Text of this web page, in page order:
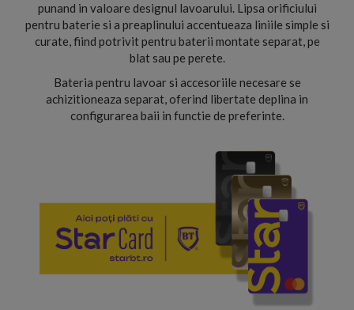
punand in valoare designul lavoarului. Lipsa orificiului
pentru baterie si a preaplinului accentueaza liniile simple si
curate, fiind potrivit pentru baterii montate separat, pe
blat sau pe perete.
Bateria pentru lavoar si accesoriile necesare se
achizitioneaza separat, oferind libertate deplina in
configurarea baii in functie de preferinte.